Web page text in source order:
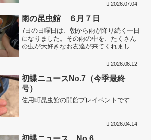
もしれません。朝からたくさんのお客様
に来ていただけました。昆虫館の「むし
とりのお庭」、ハッピー...
2026.07.04
雨の昆虫館 ６月７日
7日の日曜日は、朝から雨が降り続く一日
になりました。その雨の中を、たくさん
の虫が大好きなお友達が来てくれました
ん。みんな屋根の下に置いた水槽で、イ
た。 ちょっと退屈した時間...
2026.06.12
初蝶ニュースNo.7（今季最終
号）
佐用町昆虫館の開館プレイベントです
2026.04.14